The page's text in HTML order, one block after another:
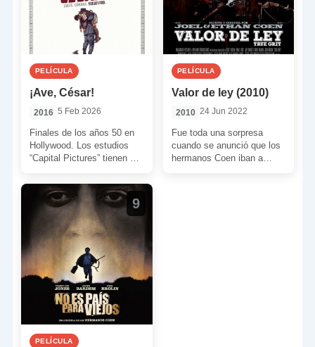
PELÍCULA
¡Ave, César!
2016 5 Feb 2026
Finales de los años 50 en
Hollywood. Los estudios
“Capital Pictures” tienen un
producciones más […]
PELÍCULA
Valor de ley (2010)
2010 24 Jun 2022
Fue toda una sorpresa
cuando se anunció que los
hermanos Coen iban a
9
PELÍCULA